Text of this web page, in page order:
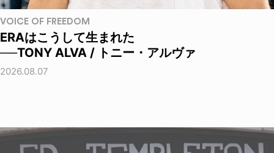
VOICE OF FREEDOM
ERAはこうして生まれた
──TONY ALVA / トニー・アルヴァ
2026.08.07